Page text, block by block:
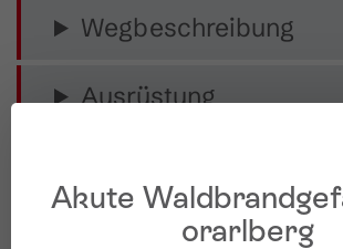
Wegbeschreibung
Ausrüstung
Akute
orarlberg